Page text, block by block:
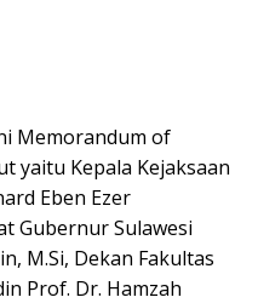
Memorandum of
yaitu Kepala Kejaksaan
Eben Ezer
Gubernur Sulawesi
M.Si, Dekan Fakultas
Prof. Dr. Hamzah